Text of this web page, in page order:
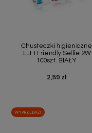
Chusteczki higieniczne
ELFI Friendly Selfie 2W
100szt. BIAŁY
Cena
2,59 zł
WYPRZEDAŻ!